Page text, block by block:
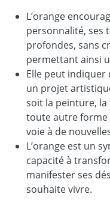
L’orange
personnalité, ses
profondes, sans
permettant ainsi
Elle peut indiquer
un projet
soit la peinture, la
toute autre forme
voie à de
L’orange est un
capacité à
manifester ses
souhaite vivre.